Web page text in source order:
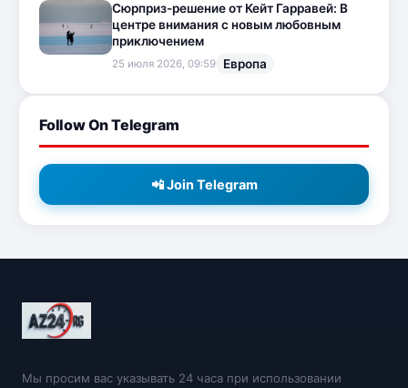
Сюрприз-решение от Кейт Гарравей: В
центре внимания с новым любовным
приключением
25 июля 2026, 09:59 Европа
Follow On Telegram
📲 Join Telegram
Мы просим вас указывать 24 часа при использовании